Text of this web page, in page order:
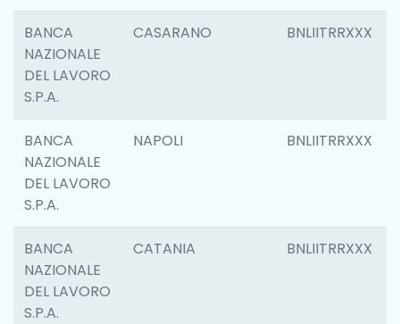
BANCA
NAZIONALE
DEL LAVORO
S.P.A.
CASARANO BNLIITRRXXX
BANCA
NAZIONALE
DEL LAVORO
S.P.A.
NAPOLI BNLIITRRXXX
BANCA
NAZIONALE
DEL LAVORO
S.P.A.
CATANIA BNLIITRRXXX